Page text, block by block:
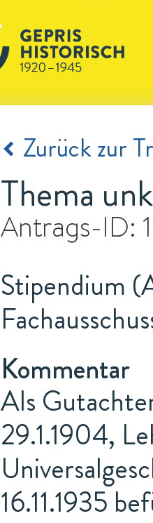
Zurück zur
Thema
Antrags-ID:
Stipendium
Kommentar
Als
29.1.1904,
16.11.1935